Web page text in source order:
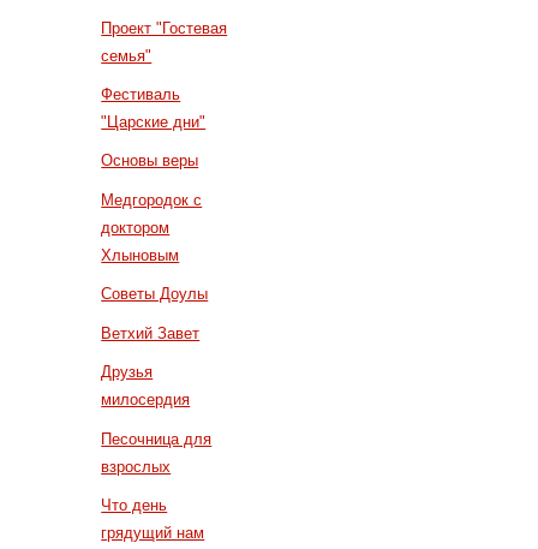
Проект "Гостевая
семья"
Фестиваль
"Царские дни"
Основы веры
Медгородок с
доктором
Хлыновым
Советы Доулы
Ветхий Завет
Друзья
милосердия
Песочница для
взрослых
Что день
грядущий нам